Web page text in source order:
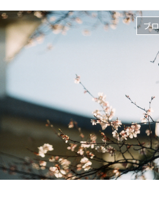
ブ